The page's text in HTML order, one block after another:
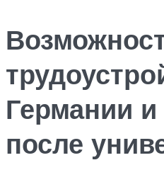
Германии
после